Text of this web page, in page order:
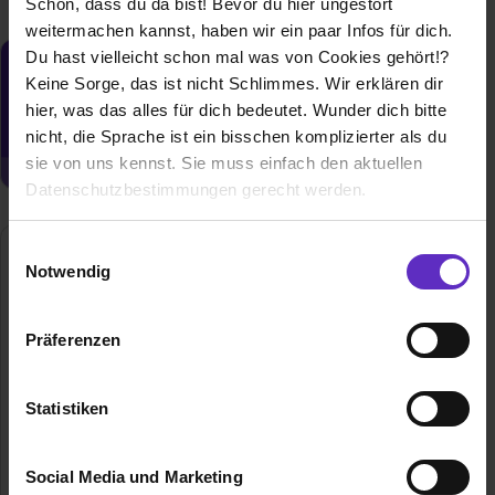
weitermachen kannst, haben wir ein paar Infos für dich.
Du hast vielleicht schon mal was von Cookies gehört!?
Keine Sorge, das ist nicht Schlimmes. Wir erklären dir
hier, was das alles für dich bedeutet. Wunder dich bitte
nicht, die Sprache ist ein bisschen komplizierter als du
sie von uns kennst. Sie muss einfach den aktuellen
Datenschutzbestimmungen gerecht werden.
Benutzung der Webseite getroffenen Einstellungen zu
Webseite zu analysieren („Statistiken“), um
Informationen zu deiner Verwendung unserer Website an
Analysen weiterzugeben und um Inhalte und Anzeigen zu
Notwendig
Präferenzen
Statistiken
Social Media und Marketing
Du möchtest neue Stellen automatisch
zugeschickt bekommen?
Jetzt aktivieren
Hegmann Transit GmbH & Co. KG
02838914138
Gründungsjahr 1920
Mitarbeiter 150